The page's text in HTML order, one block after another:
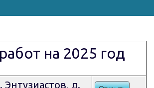
на 2025 год
Энтузиастов, д.